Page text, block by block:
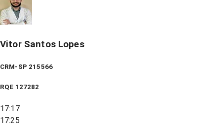
Vitor Santos Lopes
CRM-SP 215566
RQE 127282
17:17
17:25